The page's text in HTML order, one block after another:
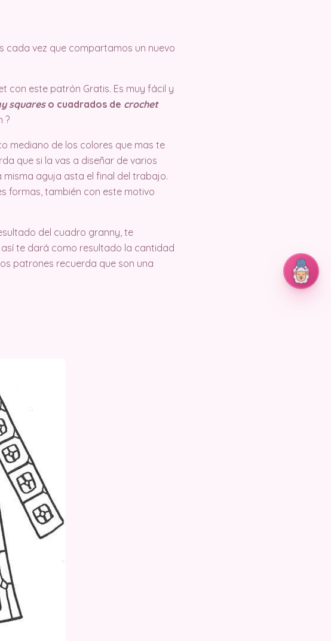
cada vez que compartamos un nuevo
con este patrón Gratis. Es muy fácil y
squareso cuadrados de crochet
?
mediano de los colores que mas te
que si la vas a diseñar de varios
misma aguja asta el final del trabajo.
formas, también con este motivo
del cuadro granny, te
te dará como resultado la cantidad
patrones recuerda que son una